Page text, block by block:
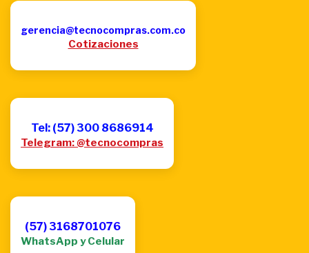
gerencia@tecnocompras.com.co
Cotizaciones
Tel: (57) 300 8686914
Telegram: @tecnocompras
(57) 3168701076
WhatsApp y Celular